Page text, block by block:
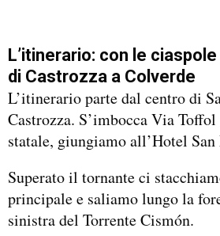
L’itinerario: con le
di Castrozza a Colverde
L’itinerario parte dal centro di
Castrozza. S’imbocca Via
statale, giungiamo all’Hotel
Superato il tornante ci
principale e saliamo lungo la
sinistra del Torrente Cismón.